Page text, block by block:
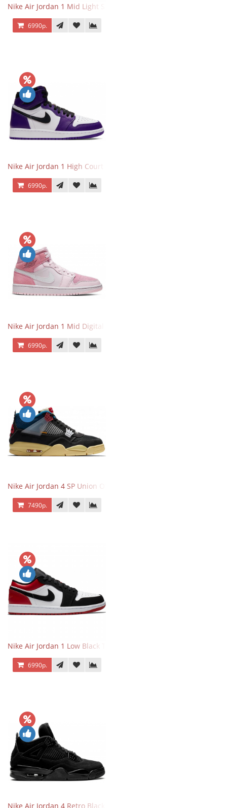
Nike Air Jordan 1 Mid Light Smoke Grey
6990р.
Nike Air Jordan 1 High Court Purple 2.0
6990р.
Nike Air Jordan 1 Mid Digital Pink
6990р.
Nike Air Jordan 4 SP Union Off Noir
7490р.
Nike Air Jordan 1 Low Black Toe
6990р.
Nike Air Jordan 4 Retro Black Cat